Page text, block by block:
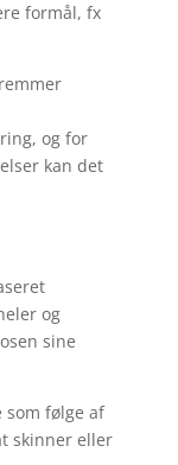
formål, fx
og for
kan det
og
sine
følge af
skinner eller